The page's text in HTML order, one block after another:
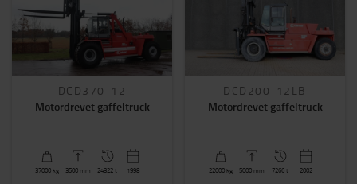
(5)
Transmission
HYDROSTATIC
Ja (11)
DCD370-12
Motordrevet gaffeltruck
37000 kg 3500 mm 24322 t 1998
DCD200-12LB
Motordrevet gaffeltruck
22000 kg 5000 mm 7266 t 2002